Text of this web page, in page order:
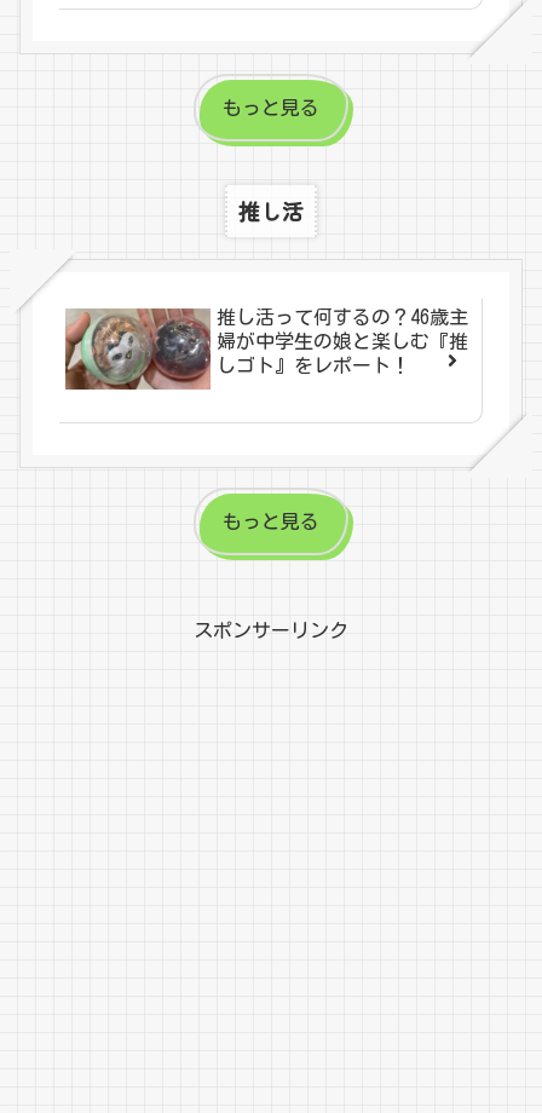
もっと見る
推し活
推し活って何するの？46歳主
婦が中学生の娘と楽しむ『推
しゴト』をレポート！
もっと見る
スポンサーリンク